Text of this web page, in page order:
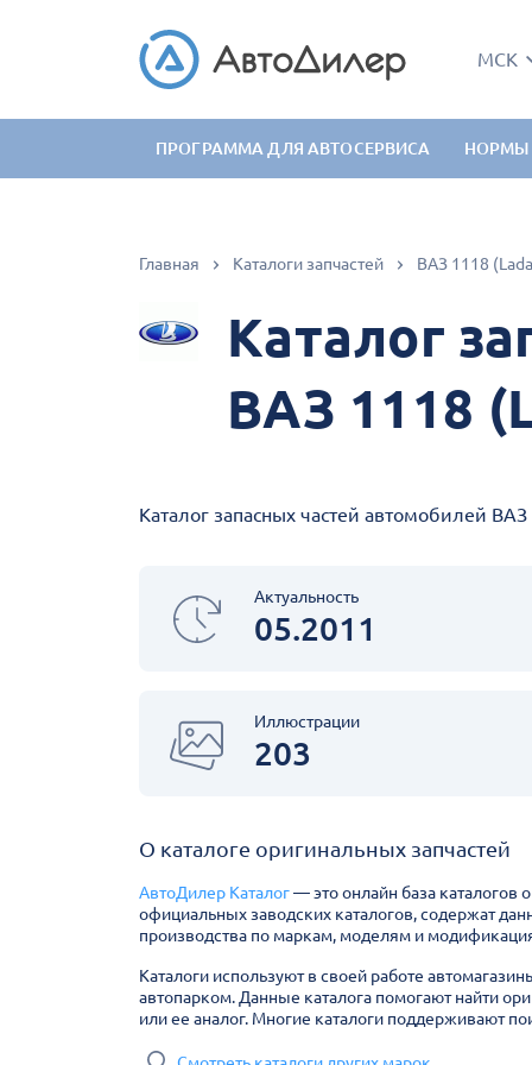
МСК
ПРОГРАММА ДЛЯ АВТОСЕРВИСА НОРМЫ
Главная Каталоги запчастей ВАЗ 1118
Каталог
ВАЗ 1118
Каталог запасных частей автомобилей ВАЗ
Актуальность
05.2011
Иллюстрации
203
О каталоге оригинальных запчастей
АвтоДилер Каталог— это онлайн база каталогов
официальных заводских каталогов, содержат
производства по маркам, моделям и
Каталоги используют в своей работе
автопарком. Данные каталога помогают найти
или ее аналог. Многие каталоги поддерживают